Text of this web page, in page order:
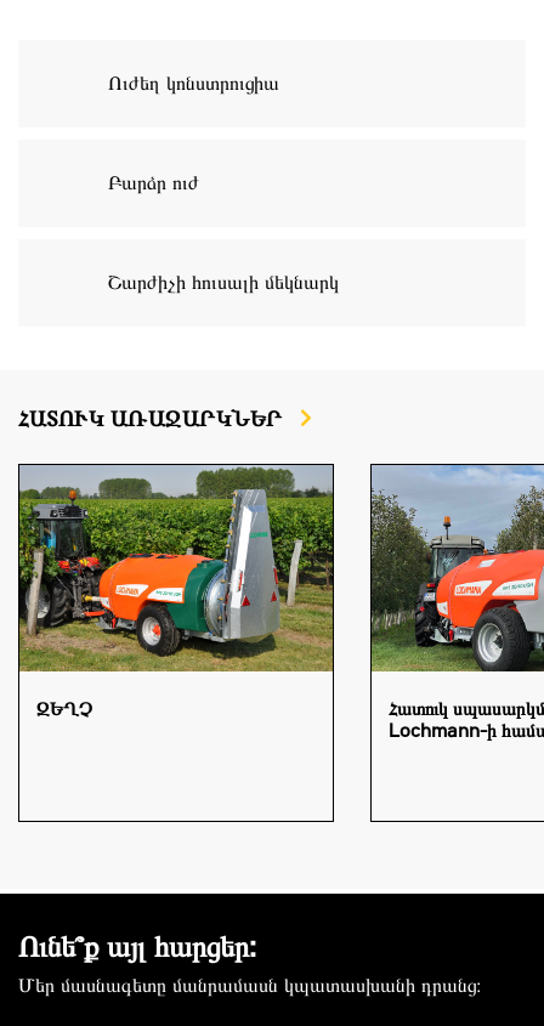
Ուժեղ կոնստրուցիա
Բարձր ուժ
Շարժիչի հուսալի մեկնարկ
ՀԱՏՈՒԿ ԱՌԱՋԱՐԿՆԵՐ
ԶԵՂՉ
Հատուկ
Lochmann-ի
Ունե՞ք այլ հարցեր:
Մեր մասնագետը մանրամասն կպատասխանի դրանց։